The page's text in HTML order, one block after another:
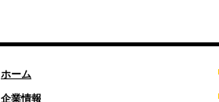
ホーム
企業情報